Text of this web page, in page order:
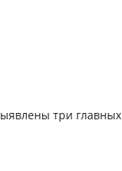
три главных